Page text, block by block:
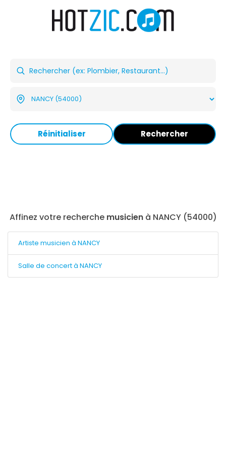
Réinitialiser Rechercher
Affinez votre recherche musicienà NANCY (54000)
Artiste musicien à NANCY
Salle de concert à NANCY